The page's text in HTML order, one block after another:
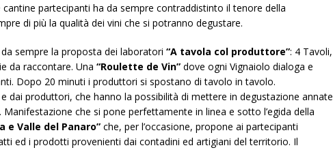
partecipanti ha da sempre contraddistinto il tenore della
di più la qualità dei vini che si potranno degustare.
sempre la proposta dei laboratori “A tavola col produttore”: 4 Tavoli,
da raccontare. Una “Roulette de Vin” dove ogni Vignaiolo dialoga e
Dopo 20 minuti i produttori si spostano di tavolo in tavolo.
dai produttori, che hanno la possibilità di mettere in degustazione annate
che si pone perfettamente in linea e sotto l’egida della
e Valle del Panaro” che, per l’occasione, propone ai partecipanti
ed i prodotti provenienti dai contadini ed artigiani del territorio. Il